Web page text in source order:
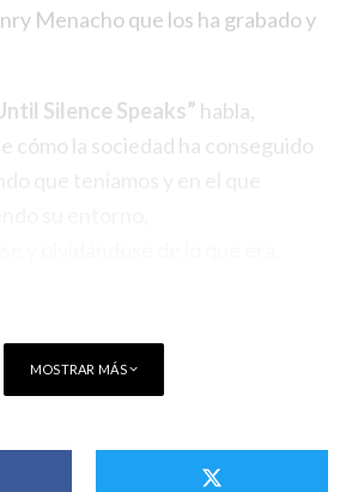
Menacho que los ha grabado y
Silence Speaks” habla,
cómo la sociedad ha conseguido
MOSTRAR MÁS